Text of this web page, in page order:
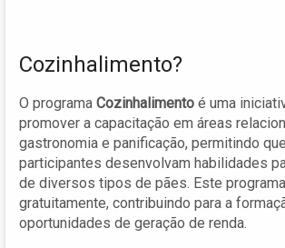
Cozinhalimento?
O programa Cozinhalimento é uma
promover a capacitação em áreas
gastronomia e panificação, permitindo
participantes desenvolvam habilidades
de diversos tipos de pães. Este
gratuitamente, contribuindo para a
oportunidades de geração de renda.